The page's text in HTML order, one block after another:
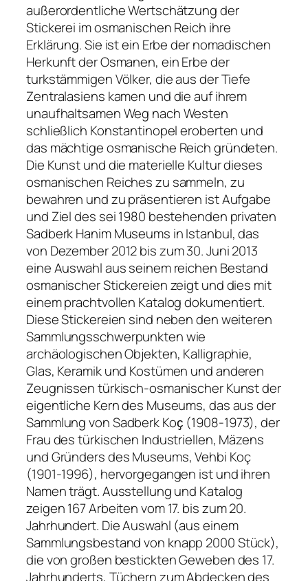
außerordentliche Wertschätzung der
Stickerei im osmanischen Reich ihre
Erklärung. Sie ist ein Erbe der nomadischen
Herkunft der Osmanen, ein Erbe der
turkstämmigen Völker, die aus der Tiefe
Zentralasiens kamen und die auf ihrem
unaufhaltsamen Weg nach Westen
schließlich Konstantinopel eroberten und
das mächtige osmanische Reich gründeten.
Die Kunst und die materielle Kultur dieses
osmanischen Reiches zu sammeln, zu
bewahren und zu präsentieren ist Aufgabe
und Ziel des sei 1980 bestehenden privaten
Sadberk Hanim Museums in Istanbul, das
von Dezember 2012 bis zum 30. Juni 2013
eine Auswahl aus seinem reichen Bestand
osmanischer Stickereien zeigt und dies mit
einem prachtvollen Katalog dokumentiert.
Diese Stickereien sind neben den weiteren
Sammlungsschwerpunkten wie
archäologischen Objekten, Kalligraphie,
Glas, Keramik und Kostümen und anderen
Zeugnissen türkisch-osmanischer Kunst der
eigentliche Kern des Museums, das aus der
Sammlung von Sadberk Koҫ (1908-1973), der
Frau des türkischen Industriellen, Mäzens
und Gründers des Museums, Vehbi Koç
(1901-1996), hervorgegangen ist und ihren
Namen trägt. Ausstellung und Katalog
zeigen 167 Arbeiten vom 17. bis zum 20.
Jahrhundert. Die Auswahl (aus einem
Sammlungsbestand von knapp 2000 Stück),
die von großen bestickten Geweben des 17.
Jahrhunderts, Tüchern zum Abdecken des